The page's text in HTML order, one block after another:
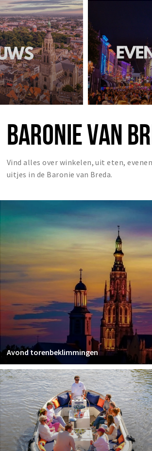
BARONIE VAN
Vind alles over winkelen, uit eten,
uitjes in de Baronie van Breda.
Avond torenbeklimmingen